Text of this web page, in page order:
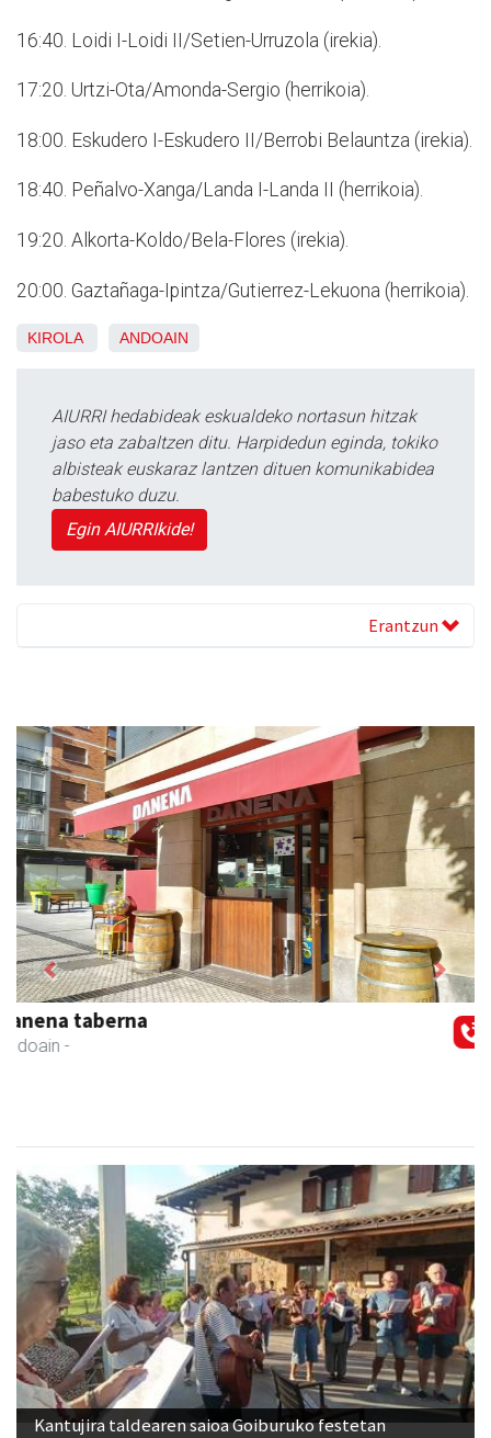
16:40. Loidi I-Loidi II/Setien-Urruzola (irekia).
17:20. Urtzi-Ota/Amonda-Sergio (herrikoia).
18:00. Eskudero I-Eskudero II/Berrobi Belauntza (irekia).
18:40. Peñalvo-Xanga/Landa I-Landa II (herrikoia).
19:20. Alkorta-Koldo/Bela-Flores (irekia).
20:00. Gaztañaga-Ipintza/Gutierrez-Lekuona (herrikoia).
KIROLA ANDOAIN
AIURRI hedabideak eskualdeko nortasun hitzak
jaso eta zabaltzen ditu. Harpidedun eginda, tokiko
albisteak euskaraz lantzen dituen komunikabidea
babestuko duzu.
Egin AIURRIkide!
Erantzun
Mendi autoeskola
Andoain
Previous Next
Kantujira taldearen saioa Goiburuko festetan